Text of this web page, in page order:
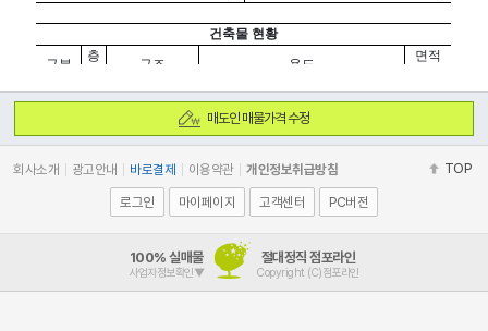
매도인 매물가격 수정
회사소개 광고안내 바로결제 이용약관 개인정보취급방침 TOP
로그인 마이페이지 고객센터 PC버전
100% 실매물
사업자정보확인▼
절대정직 점포라인
Copyright (C)점포라인